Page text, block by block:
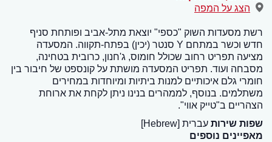
הצג על המפה
רשת מסעדות השוק "כספי" יוצאת מתל-אביב ופותחת סניף
חדש וכשר במתחם Y סנטר (יכין) בפתח-תקווה. המסעדה
מציעה תפריט רחוב שכולל חומוס, ג'חנון, כרובית בטחינה,
מסבחה ועוד. תפריט המסעדה מושתת על קונספט של חיבור בין
חומרי גלם איכותיים למנות ביתיות ומיוחדות במחירים
משתלמים. בנוסף, לממהרים בנינו ניתן לקחת את ארוחת
הצהריים ב"טייק אווי".
שפות שירות עברית [Hebrew]
מאפיינים נוספים